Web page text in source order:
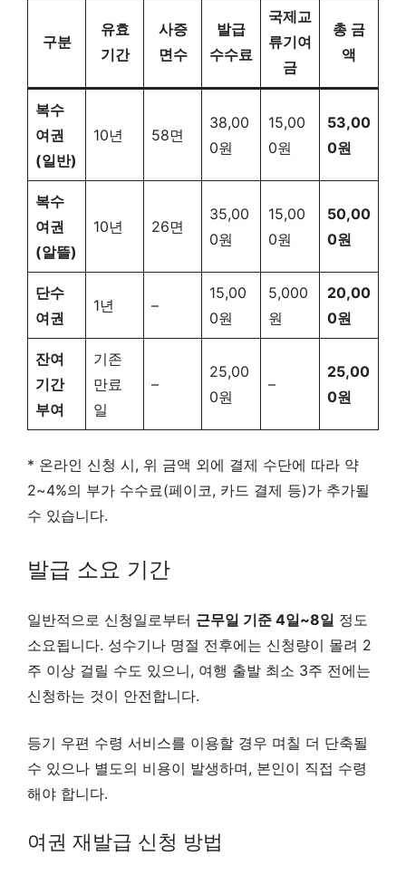
구분
유효
기간
사증
면수
발급
수수료
국제교
류기여
금
총 금
액
복수
여권
(일반)
10년 58면
38,00
0원
15,00
0원
53,00
0원
복수
여권
(알뜰)
10년 26면
35,00
0원
15,00
0원
50,00
0원
단수
여권
1년 –
15,00
0원
5,000
원
20,00
0원
잔여
기간
부여
기존
만료
일
–
25,00
0원
–
25,00
0원
* 온라인 신청 시, 위 금액 외에 결제 수단에 따라 약
2~4%의 부가 수수료(페이코, 카드 결제 등)가 추가될
수 있습니다.
발급 소요 기간
일반적으로 신청일로부터 근무일 기준 4일~8일 정도
소요됩니다. 성수기나 명절 전후에는 신청량이 몰려 2
주 이상 걸릴 수도 있으니, 여행 출발 최소 3주 전에는
신청하는 것이 안전합니다.
등기 우편 수령 서비스를 이용할 경우 며칠 더 단축될
수 있으나 별도의 비용이 발생하며, 본인이 직접 수령
해야 합니다.
여권 재발급 신청 방법